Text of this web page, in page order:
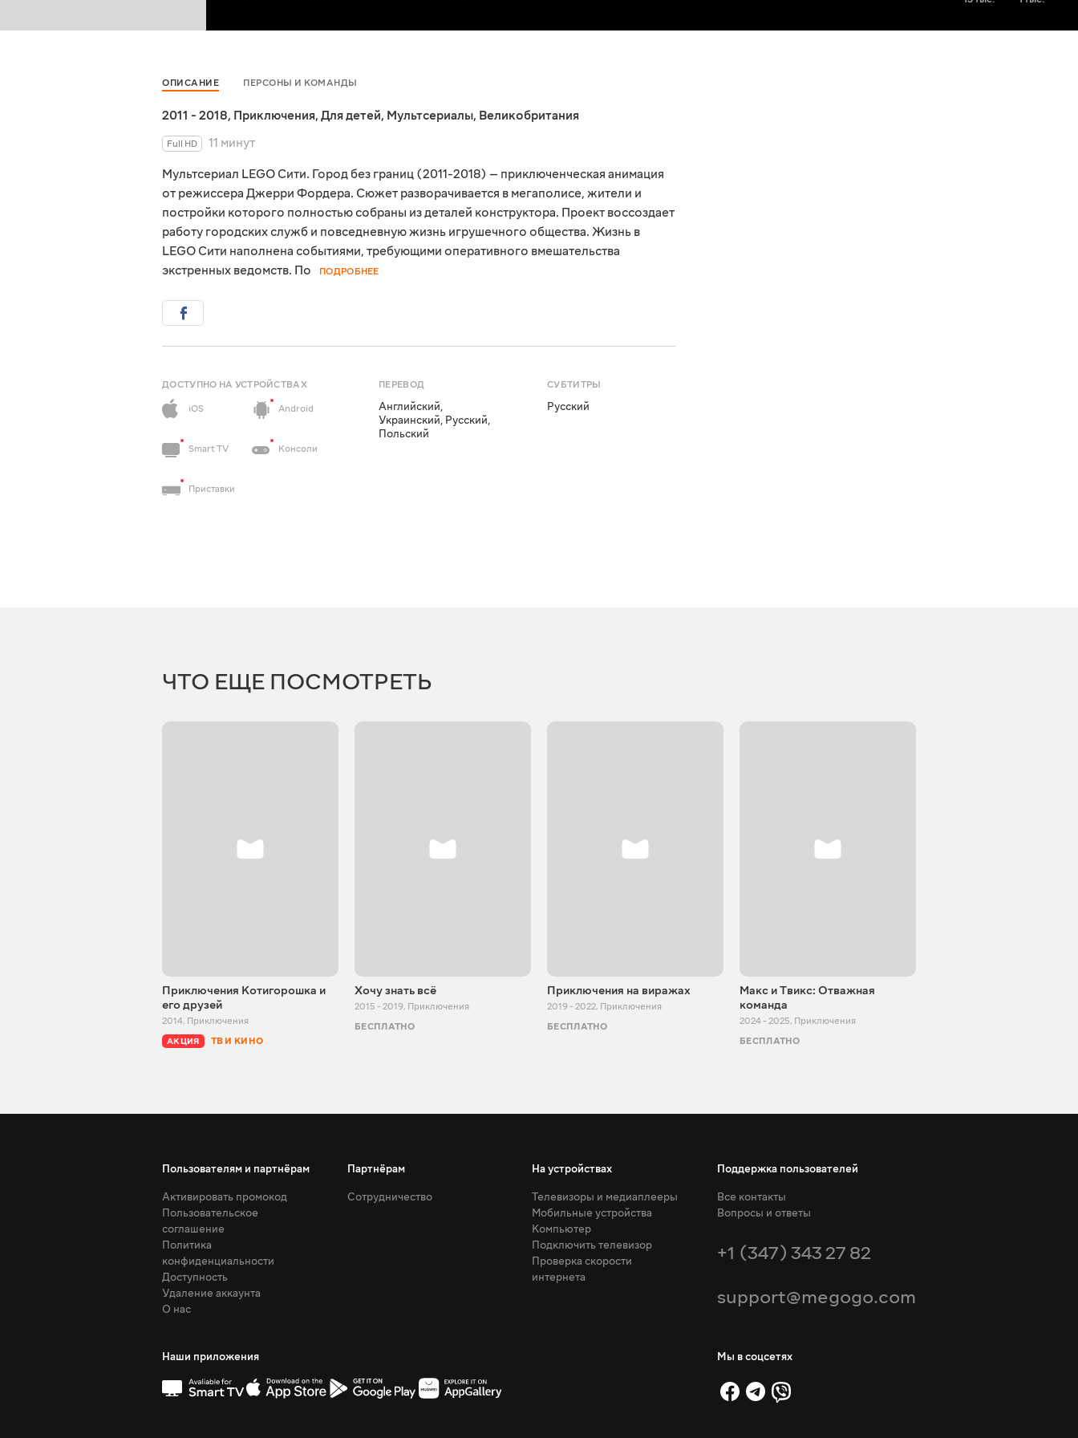
ОПИСАНИЕ ПЕРСОНЫ И КОМАНДЫ
2011 - 2018, Приключения, Для детей, Мультсериалы, Великобритания
Full HD
11 минут
Мультсериал LEGO Сити. Город без границ (2011-2018) — приключенческая анимация
от режиссера Джерри Фордера. Сюжет разворачивается в мегаполисе, жители и
постройки которого полностью собраны из деталей конструктора. Проект воссоздает
работу городских служб и повседневную жизнь игрушечного общества. Жизнь в
LEGO Сити наполнена событиями, требующими оперативного вмешательства
экстренных ведомств. По
ПОДРОБНЕЕ
ДОСТУПНО НА УСТРОЙСТВАХ
iOS
Android
Smart TV Консоли
Приставки
ПЕРЕВОД
Английский,
Украинский, Русский,
Польский
СУБТИТРЫ
Русский
ЧТО ЕЩЕ ПОСМОТРЕТЬ
Приключения Котигорошка и
его друзей
2014, Приключения
АКЦИЯ ТВ И КИНО
Хочу знать всё
2015 - 2019, Приключения
БЕСПЛАТНО
Приключения на виражах
2019 - 2022, Приключения
БЕСПЛАТНО
Макс и Твикс: Отважная
команда
2024 - 2025, Приключения
БЕСПЛАТНО
Пользователям и партнёрам
Активировать промокод
Пользовательское
соглашение
Политика
конфиденциальности
Доступность
Удаление аккаунта
О нас
Партнёрам
Сотрудничество
На устройствах
Телевизоры и медиаплееры
Мобильные устройства
Компьютер
Подключить телевизор
Проверка скорости
интернета
Поддержка пользователей
Все контакты
Вопросы и ответы
+1 (347) 343 27 82
support@megogo.com
Наши приложения Мы в соцсетях